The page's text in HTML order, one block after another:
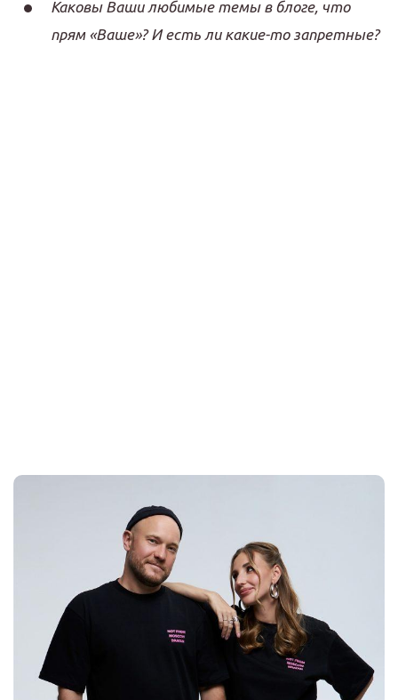
Каковы Ваши любимые темы в блоге, что
прям «Ваше»? И есть ли какие-то запретные?